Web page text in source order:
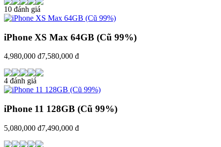
10 đánh giá
iPhone XS Max 64GB (Cũ 99%)
4,980,000 đ7,580,000 đ
4 đánh giá
iPhone 11 128GB (Cũ 99%)
5,080,000 đ7,490,000 đ